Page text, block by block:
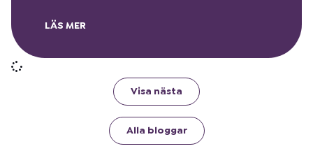
LÄS MER
Visa nästa
Alla bloggar